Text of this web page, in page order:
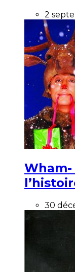
2
Wham-
30